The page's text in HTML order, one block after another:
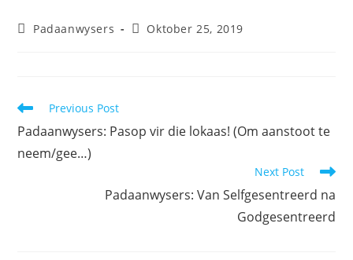
PostPadaanwysers
PostOktober 25, 2019
Read
more
articles
Previous Post
Padaanwysers: Pasop vir die lokaas! (Om aanstoot te
neem/gee…)
Next Post
Padaanwysers: Van Selfgesentreerd na
Godgesentreerd